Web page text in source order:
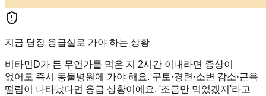
지금 당장 응급실로 가야 하는 상황
비타민D가 든 무언가를 먹은 지 2시간 이내라면 증상이
없어도 즉시 동물병원에 가야 해요. 구토·경련·소변 감소·근육
떨림이 나타났다면 응급 상황이에요. '조금만 먹었겠지'라고